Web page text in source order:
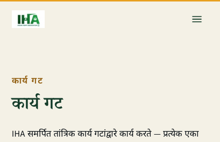
कार्य गट
कार्य गट
IHA समर्पित तांत्रिक कार्य गटांद्वारे कार्य करते — प्रत्येक एका